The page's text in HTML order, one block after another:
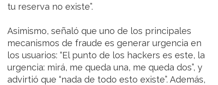
tu reserva no existe”.
Asimismo, señaló que uno de los principales
mecanismos de fraude es generar urgencia en
los usuarios: “El punto de los hackers es este, la
urgencia: mirá, me queda una, me queda dos”, y
advirtió que “nada de todo esto existe”. Además,